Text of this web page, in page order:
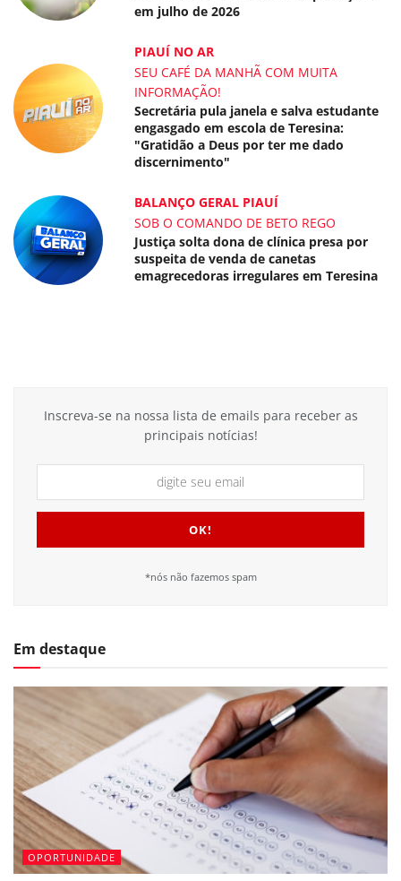
em julho de 2026
PIAUÍ NO AR
SEU CAFÉ DA MANHÃ COM MUITA
INFORMAÇÃO!
Secretária pula janela e salva estudante
engasgado em escola de Teresina:
"Gratidão a Deus por ter me dado
discernimento"
BALANÇO GERAL PIAUÍ
SOB O COMANDO DE BETO REGO
Justiça solta dona de clínica presa por
suspeita de venda de canetas
emagrecedoras irregulares em Teresina
Inscreva-se na nossa lista de emails para receber as
principais notícias!
*nós não fazemos spam
Em destaque
OPORTUNIDADE